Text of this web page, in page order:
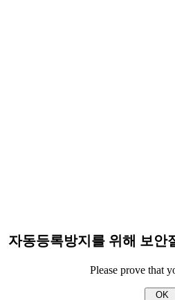
자동등록방지를 위해 보안
Please prove that